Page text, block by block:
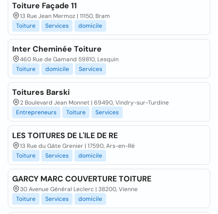
Toiture Façade 11
13 Rue Jean Mermoz | 11150, Bram
Toiture
Services domicile
Inter Cheminée Toiture
460 Rue de Gamand 59810, Lesquin
Toiture
domicile Services
Toitures Barski
2 Boulevard Jean Monnet | 69490, Vindry-sur-Turdine
Entrepreneurs
Toiture Services
LES TOITURES DE L'ILE DE RE
13 Rue du Gâte Grenier | 17590, Ars-en-Ré
Toiture
Services domicile
GARCY MARC COUVERTURE TOITURE
30 Avenue Général Leclerc | 38200, Vienne
Toiture
Services domicile